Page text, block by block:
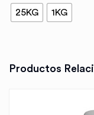
25KG 1KG
Productos